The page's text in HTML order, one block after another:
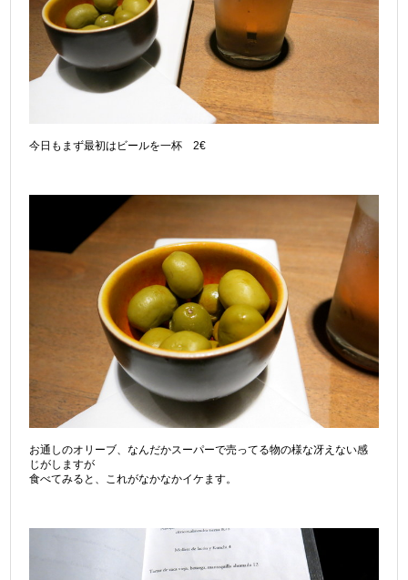
今日もまず最初はビールを一杯 2€
お通しのオリーブ、なんだかスーパーで売ってる物の様な冴えない感
じがしますが
食べてみると、これがなかなかイケます。